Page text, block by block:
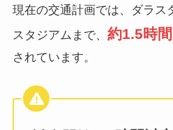
現在の交通計画では、ダラス
スタジアムまで、 約1.5時
されています。